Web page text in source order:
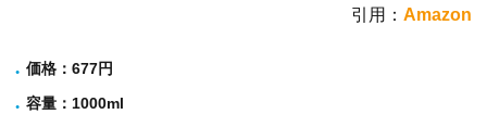
引用： Amazon
価格 ：677円
容量 ：1000ml